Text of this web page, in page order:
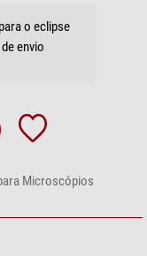
o eclipse
envio
Microscópios